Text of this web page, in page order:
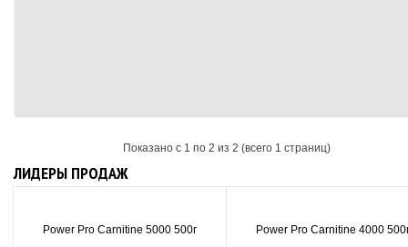
Показано с 1 по 2 из 2 (всего 1 страниц)
ЛИДЕРЫ ПРОДАЖ
Power Pro Carnitine 5000 500г Power Pro Carnitine 4000